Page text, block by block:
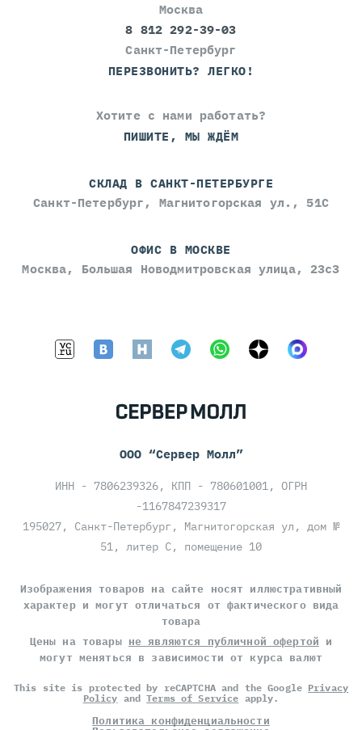
Москва
8 812 292-39-03
Санкт-Петербург
ПЕРЕЗВОНИТЬ? ЛЕГКО!
Хотите с нами работать?
ПИШИТЕ, МЫ ЖДЁМ
СКЛАД В САНКТ-ПЕТЕРБУРГЕ
Санкт-Петербург, Магнитогорская ул., 51С
ОФИС В МОСКВЕ
Москва, Большая Новодмитровская улица, 23с3
ООО “Сервер Молл”
ИНН - 7806239326, КПП - 780601001, ОГРН
-1167847239317
195027, Санкт-Петербург, Магнитогорская ул, дом №
51, литер С, помещение 10
Изображения товаров на сайте носят иллюстративный
характер и могут отличаться от фактического вида
товара
Цены на товары не являются публичной офертой и
могут меняться в зависимости от курса валют
This site is protected by reCAPTCHA and the Google Privacy
Policy andTerms of Service apply.
Политика конфиденциальности